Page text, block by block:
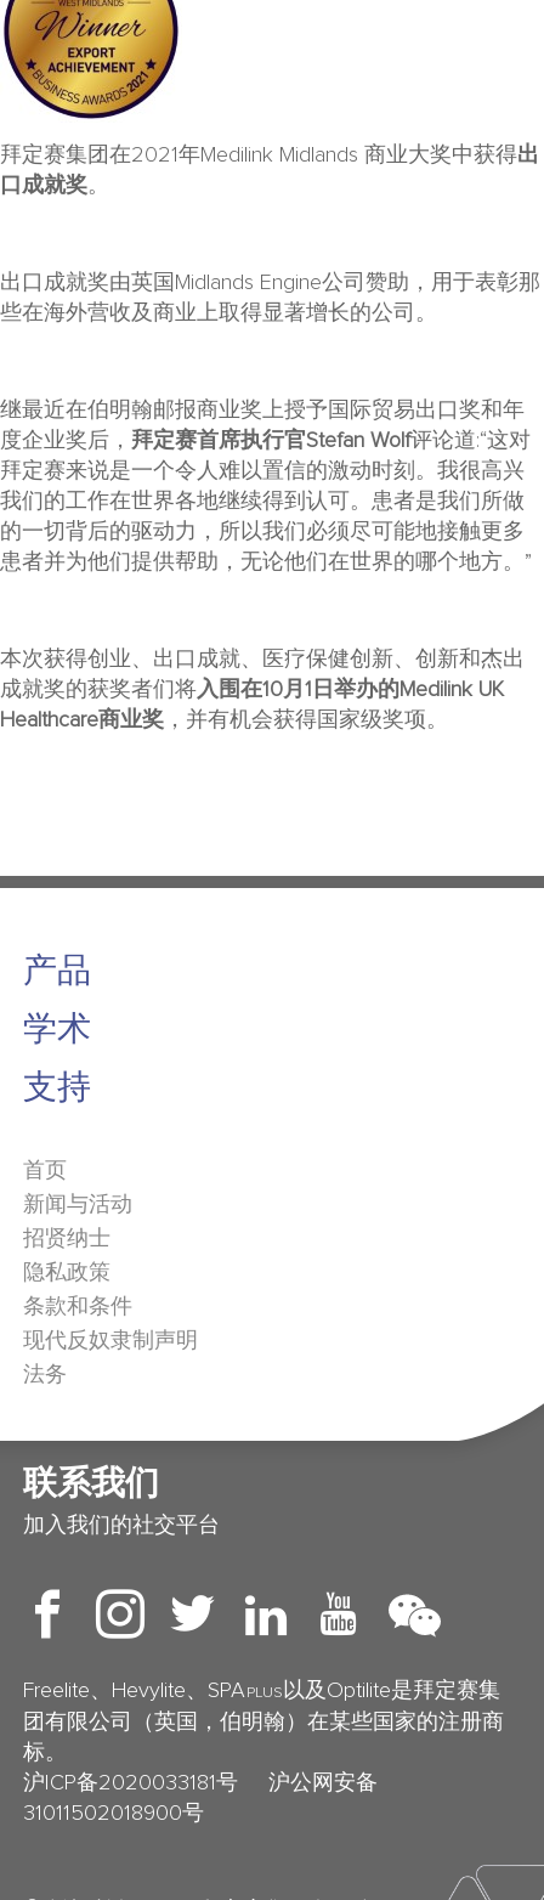
拜定赛集团在2021年Medilink Midlands 商业大奖中获得出
口成就奖。
出口成就奖由英国Midlands Engine公司赞助，用于表彰那
些在海外营收及商业上取得显著增长的公司。
继最近在伯明翰邮报商业奖上授予国际贸易出口奖和年
度企业奖后， 拜定赛首席执行官Stefan Wolf评论道:“这对
拜定赛来说是一个令人难以置信的激动时刻。我很高兴
我们的工作在世界各地继续得到认可。患者是我们所做
的一切背后的驱动力，所以我们必须尽可能地接触更多
患者并为他们提供帮助，无论他们在世界的哪个地方。”
本次获得创业、出口成就、医疗保健创新、创新和杰出
成就奖的获奖者们将入围在10月1日举办的Medilink UK
Healthcare商业奖 ，并有机会获得国家级奖项。
产品
学术
支持
首页
新闻与活动
招贤纳士
隐私政策
条款和条件
现代反奴隶制声明
法务
联系我们
加入我们的社交平台
Freelite、Hevylite、SPAPLUS 以及Optilite是拜定赛集
团有限公司（英国，伯明翰）在某些国家的注册商
标。
沪ICP备2020033181号 沪公网安备
31011502018900号